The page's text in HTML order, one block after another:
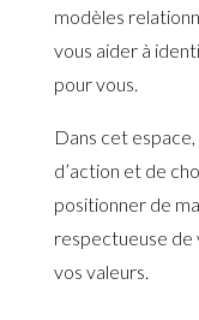
modèles
vous aider à
pour vous.
Dans cet espace,
d’action et de
positionner de
respectueuse de
vos valeurs.